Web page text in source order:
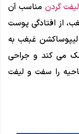
لیفت گردن مناسب آن
از افتادگی پوست
لیپوساکشن غبغب به
می کند و جراحی
را سفت و لیفت